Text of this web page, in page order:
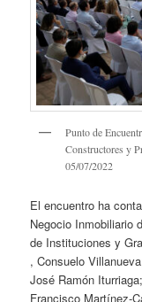
Punto de
Constructores y
05/07/2022
El encuentro ha
Negocio Inmobiliario
de Instituciones y
, Consuelo
José Ramón
Francisco Martínez-